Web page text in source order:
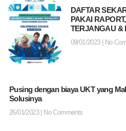
DAFTAR
PAKAI
TERJANGAU &
09/01/2023 No
Pusing dengan biaya UKT yang
Solusinya
26/01/2023 No Comments